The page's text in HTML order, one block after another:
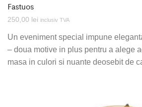
Fastuos
250,00 lei inclusiv TVA
Un eveniment special impune
– doua motive in plus pentru a alege
masa in culori si nuante deosebit de